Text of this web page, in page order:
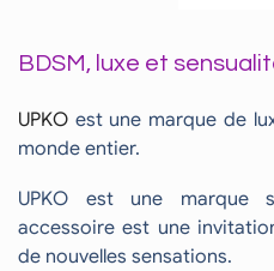
BDSM, luxe et
UPKO est une marque de
monde entier.
UPKO est une marque
accessoire est une
de nouvelles sensations.